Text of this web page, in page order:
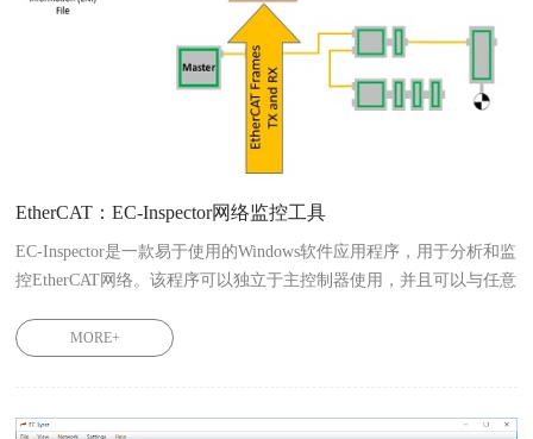
EtherCAT：EC-Inspector网络监控工具
EC-Inspector是一款易于使用的Windows软件应用程序，用于分析和监
控EtherCAT网络。该程序可以独立于主控制器使用，并且可以与任意
EtherCAT主站一起使用。
MORE+